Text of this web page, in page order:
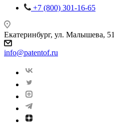
+7 (800) 301-16-65
Екатеринбург, ул. Малышева, 51
info@patentof.ru